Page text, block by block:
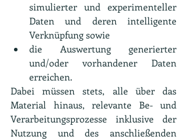
simulierter und experimenteller
Daten und deren intelligente
Verknüpfung sowie
die Auswertung generierter
und/oder vorhandener Daten
erreichen.
Dabei müssen stets, alle über das
Material hinaus, relevante Be- und
Verarbeitungsprozesse inklusive der
Nutzung und des anschließenden